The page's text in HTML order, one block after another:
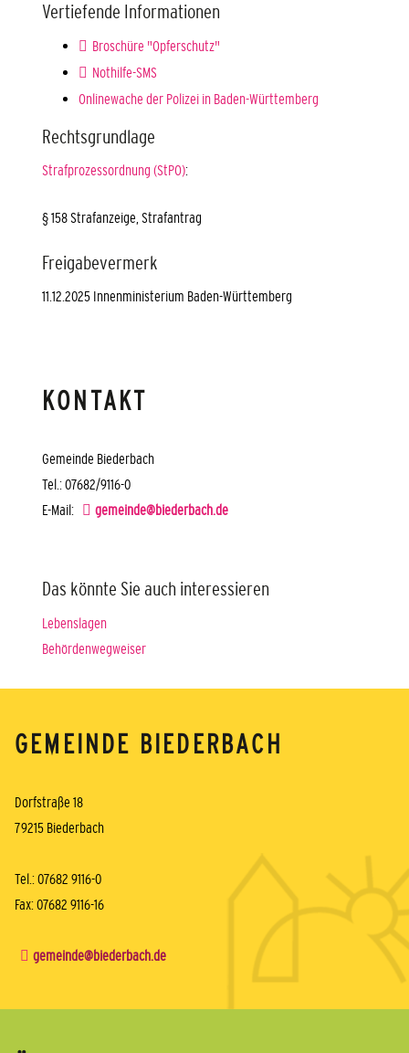
Vertiefende Informationen
Broschüre "Opferschutz"
Nothilfe-SMS
Onlinewache der Polizei in Baden-Württemberg
Rechtsgrundlage
Strafprozessordnung (StPO):
§ 158 Strafanzeige, Strafantrag
Freigabevermerk
11.12.2025 Innenministerium Baden-Württemberg
KONTAKT
Gemeinde Biederbach
Tel.: 07682/9116-0
E-Mail:
gemeinde@biederbach.de
Das könnte Sie auch interessieren
Lebenslagen
Behördenwegweiser
GEMEINDE BIEDERBACH
Dorfstraße 18
79215 Biederbach
Tel.: 07682 9116-0
Fax: 07682 9116-16
gemeinde@biederbach.de